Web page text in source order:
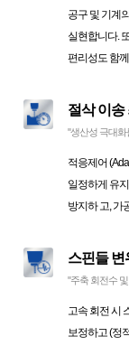
공구 및 기계
실현합니다.
편리성도 함
절삭 이송
"생산성 극대화
적응제어
일정하게 유
방지하 고, 가
스핀들 변
"주축 회전수
고속 회전 시
보정하고 (정